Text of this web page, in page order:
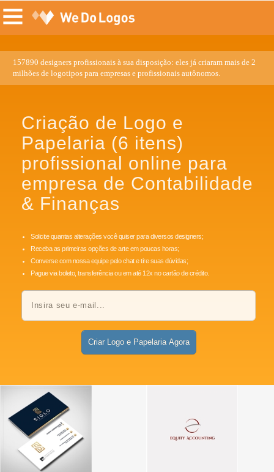
157890 designers profissionais à sua disposição: eles já criaram mais de 2
milhões de logotipos para empresas e profissionais autônomos.
Criação de Logo e
Papelaria (6 itens)
profissional online para
empresa de Contabilidade
& Finanças
Solicite quantas alterações você quiser para diversos designers;
Receba as primeiras opções de arte em poucas horas;
Converse com nossa equipe pelo chat e tire suas dúvidas;
Pague via boleto, transferência ou em até 12x no cartão de crédito.
Criar Logo e Papelaria Agora